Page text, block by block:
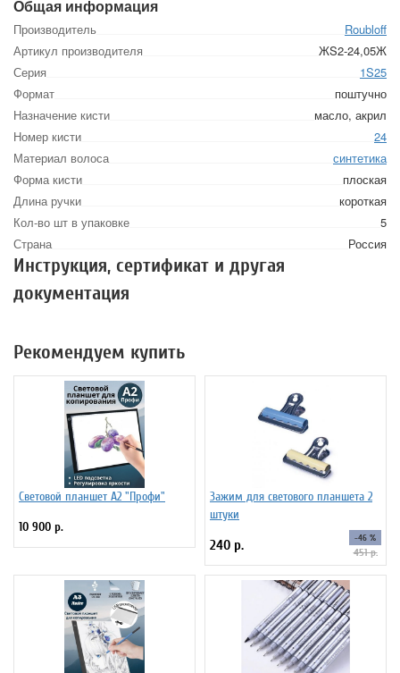
Общая информация
Производитель
Roubloff
Артикул производителя
ЖS2-24,05Ж
Серия
1S25
Формат
поштучно
Назначение кисти
масло, акрил
Номер кисти
24
Материал волоса
синтетика
Форма кисти
плоская
Длина ручки
короткая
Кол-во шт в упаковке
5
Страна
Россия
Инструкция, сертификат и другая
документация
Рекомендуем купить
Световой планшет А2 "Профи"
10 900 р.
Зажим для светового планшета 2
штуки
240 р. -46 %
451 р.